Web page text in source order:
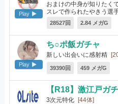
Play
おまけの中身が知りたく
スレで作られたやきう選
28527回 2.84 メガG
Play
ち○ポ飯ガチャ
新しい出会いに感射精
39390回 459 メガG
【R18】激江戸ガ
3次元特化 [44体]